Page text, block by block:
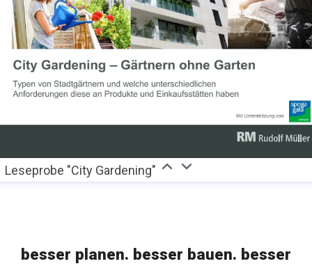
Leseprobe "City Gardening"
besser planen. besser bauen. besser